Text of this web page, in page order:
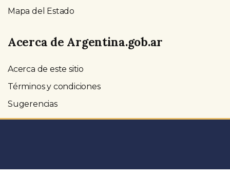
Mapa del Estado
Acerca de Argentina.gob.ar
Acerca de este sitio
Términos y condiciones
Sugerencias